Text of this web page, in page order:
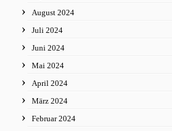
August 2024
Juli 2024
Juni 2024
Mai 2024
April 2024
März 2024
Februar 2024